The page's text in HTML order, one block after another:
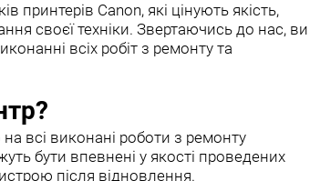
принтерів Canon, які цінують якість,
своєї техніки. Звертаючись до нас, ви
всіх робіт з ремонту та
всі виконані роботи з ремонту
бути впевнені у якості проведених
після відновлення.